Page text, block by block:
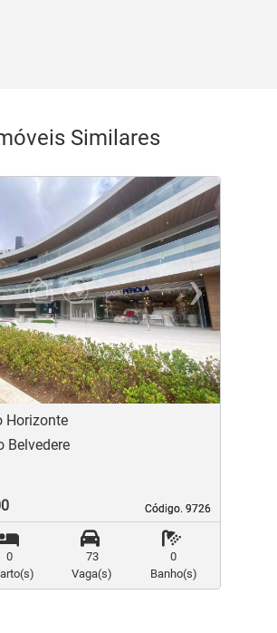
Similares
›
Horizonte
Código. 9726
Código. 9726
Belvedere
0
73
Vaga(s)
0
Banho(s)